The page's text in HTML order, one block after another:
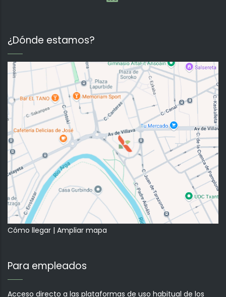
¿Dónde estamos?
Cómo llegar | Ampliar mapa
Para empleados
Acceso directo a las plataformas de uso habitual de los